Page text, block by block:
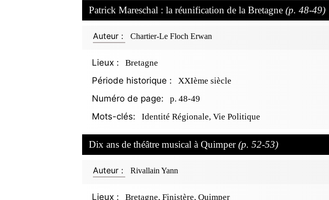
Patrick Mareschal : la réunification de la Bretagne (p. 48-49)
Auteur : Chartier-Le Floch Erwan
Lieux : Bretagne
Période historique : XXIème siècle
Numéro de page: p. 48-49
Mots-clés: Identité Régionale, Vie Politique
Dix ans de théâtre musical à Quimper(p. 52-53)
Auteur : Rivallain Yann
Lieux : Bretagne, Finistère, Quimper